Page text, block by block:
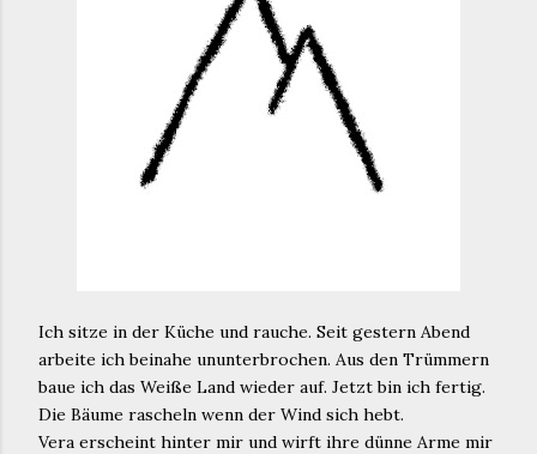
Ich sitze in der Küche und rauche. Seit gestern Abend
arbeite ich beinahe ununterbrochen. Aus den Trümmern
baue ich das Weiße Land wieder auf. Jetzt bin ich fertig.
Die Bäume rascheln wenn der Wind sich hebt.
Vera erscheint hinter mir und wirft ihre dünne Arme mir